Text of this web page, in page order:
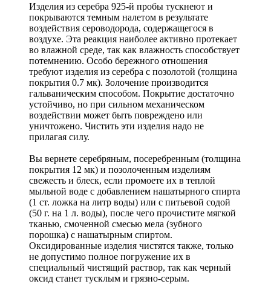
Изделия из серебра 925-й пробы тускнеют и
покрываются темным налетом в результате
воздействия сероводорода, содержащегося в
воздухе. Эта реакция наиболее активно протекает
во влажной среде, так как влажность способствует
потемнению. Особо бережного отношения
требуют изделия из серебра с позолотой (толщина
покрытия 0.7 мк). Золочение производится
гальваническим способом. Покрытие достаточно
устойчиво, но при сильном механическом
воздействии может быть повреждено или
уничтожено. Чистить эти изделия надо не
прилагая силу.
Вы вернете серебряным, посеребренным (толщина
покрытия 12 мк) и позолоченным изделиям
свежесть и блеск, если промоете их в теплой
мыльной воде с добавлением нашатырного спирта
(1 ст. ложка на литр воды) или с питьевой содой
(50 г. на 1 л. воды), после чего прочистите мягкой
тканью, смоченной смесью мела (зубного
порошка) с нашатырным спиртом.
Оксидированные изделия чистятся также, только
не допустимо полное погружение их в
специальный чистящий раствор, так как черный
оксид станет тусклым и грязно-серым.